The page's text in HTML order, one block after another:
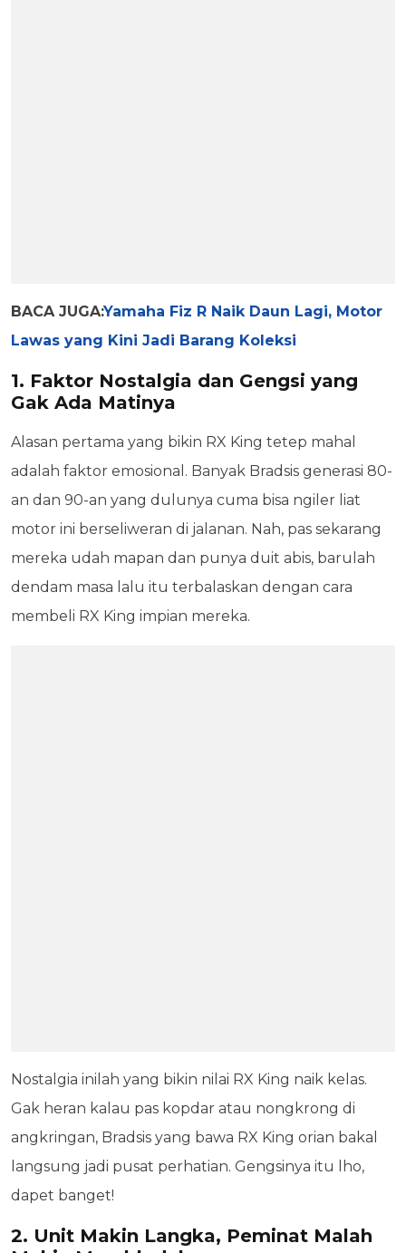
BACA JUGA:Yamaha Fiz R Naik Daun Lagi, Motor
Lawas yang Kini Jadi Barang Koleksi
1. Faktor Nostalgia dan Gengsi yang
Gak Ada Matinya
Alasan pertama yang bikin RX King tetep mahal
adalah faktor emosional. Banyak Bradsis generasi 80-
an dan 90-an yang dulunya cuma bisa ngiler liat
motor ini berseliweran di jalanan. Nah, pas sekarang
mereka udah mapan dan punya duit abis, barulah
dendam masa lalu itu terbalaskan dengan cara
membeli RX King impian mereka.
Nostalgia inilah yang bikin nilai RX King naik kelas.
Gak heran kalau pas kopdar atau nongkrong di
angkringan, Bradsis yang bawa RX King orian bakal
langsung jadi pusat perhatian. Gengsinya itu lho,
dapet banget!
2. Unit Makin Langka, Peminat Malah